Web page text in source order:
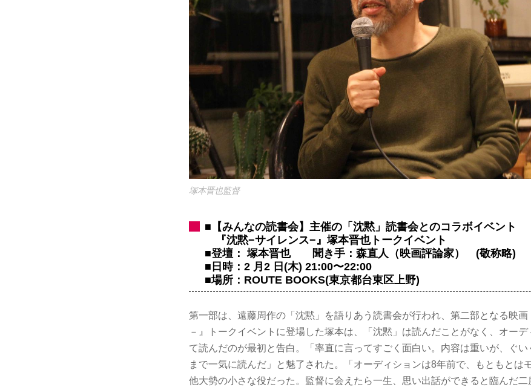
塚本晋也監督
■【みんなの読書会】主催の「沈黙」読書会とのコラボイベント
『沈黙−サイレンス−』塚本晋也トークイベント
■登壇： 塚本晋也 聞き手：森直人（映画評論家） (敬称略)
■日時：2 月2 日(木) 21:00〜22:00
■場所：ROUTE BOOKS(東京都台東区上野)
第一部は、遠藤周作の「沈黙」を語りあう読書会が行われ、第二部となる映画
－』トークイベントに登場した塚本は、「沈黙」は読んだことがなく、オー
て読んだのが最初と告白。「率直に言ってすごく面白い。内容は重いが、ぐ
まで一気に読んだ」と魅了された。「オーディションは8年前で、もともとは
他大勢の小さな役だった。監督に会えたら一生、思い出話ができると臨んだ